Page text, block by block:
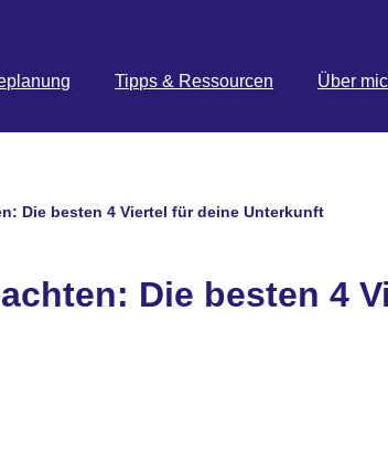
Tipps & Ressourcen Über
Die besten 4 Viertel für deine Unterkunft
Die besten 4